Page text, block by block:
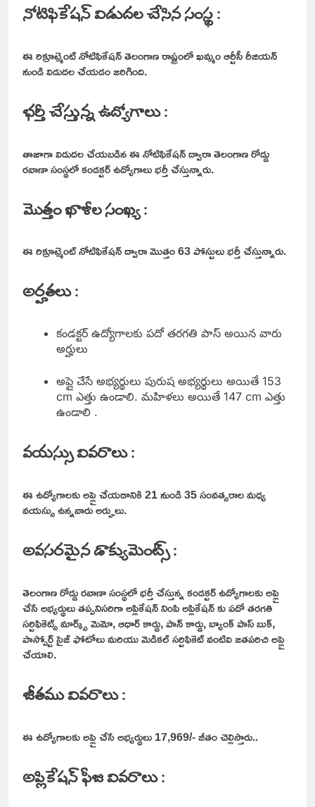
నోటిఫికేషన్ విడుదల చేసిన సంస్థ :
ఈ రిక్రూట్మెంట్ నోటిఫికేషన్ తెలంగాణ రాష్ట్రంలో ఖమ్మం ఆర్టీసీ రీజియన్
నుండి విడుదల చేయడం జరిగింది.
భర్తీ చేస్తున్న ఉద్యోగాలు :
తాజాగా విడుదల చేయబడిన ఈ నోటిఫికేషన్ ద్వారా తెలంగాణ రోడ్డు
రవాణా సంస్థలో కండక్టర్ ఉద్యోగాలు భర్తీ చేస్తున్నారు.
మొత్తం ఖాళీల సంఖ్య :
ఈ రిక్రూట్మెంట్ నోటిఫికేషన్ ద్వారా మొత్తం 63 పోస్టులు భర్తీ చేస్తున్నారు.
అర్హతలు :
కండక్టర్ ఉద్యోగాలకు పదో తరగతి పాస్ అయిన వారు
అర్హులు
అప్లై చేసే అభ్యర్థులు పురుష అభ్యర్థులు అయితే 153
cm ఎత్తు ఉండాలి. మహిళలు అయితే 147 cm ఎత్తు
ఉండాలి .
వయస్సు వివరాలు :
ఈ ఉద్యోగాలకు అప్లై చేయడానికి 21 నుండి 35 సంవత్సరాల మధ్య
వయస్సు ఉన్నవారు అర్హులు.
అవసరమైన డాక్యుమెంట్స్ :
తెలంగాణ రోడ్డు రవాణా సంస్థలో భర్తీ చేస్తున్న కండక్టర్ ఉద్యోగాలకు అప్లై
చేసే అభ్యర్థులు తప్పనిసరిగా అప్లికేషన్ నింపి అప్లికేషన్ కు పదో తరగతి
సర్టిఫికెట్స్ మార్క్స్ మెమో, ఆధార్ కార్డు, పాన్ కార్డు, బ్యాంక్ పాస్ బుక్,
పాస్పోర్ట్ సైజ్ ఫోటోలు మరియు మెడికల్ సర్టిఫికెట్ వంటివి జతపరిచి అప్లై
చేయాలి.
జీతము వివరాలు :
ఈ ఉద్యోగాలకు అప్లై చేసే అభ్యర్థులు 17,969/- జీతం చెల్లిస్తారు..
అప్లికేషన్ ఫీజు వివరాలు :